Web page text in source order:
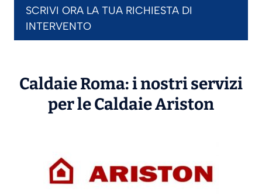
SCRIVI ORA LA TUA RICHIESTA DI
INTERVENTO
Caldaie Roma: i nostri servizi
per le CaldaieAriston